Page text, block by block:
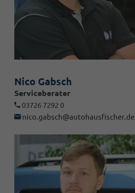
Nico Gabsch
Serviceberater
03726 7292 0
nico.gabsch@autohausfischer.de